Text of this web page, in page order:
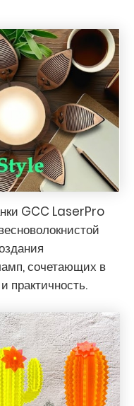
GCC LaserPro
сочетающих в
практичность.